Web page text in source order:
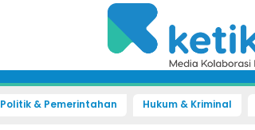
Politik & Pemerintahan Hukum & Kriminal